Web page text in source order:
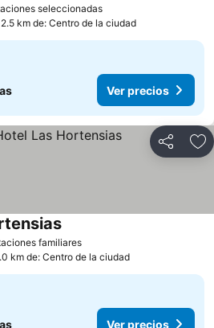
seleccionadas
km de: Centro de la ciudad
Ver precios
Compartir
familiares
km de: Centro de la ciudad
Ver precios